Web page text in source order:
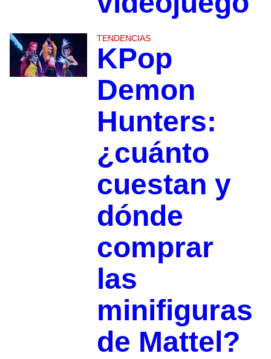
TENDENCIAS
KPop
Demon
Hunters:
¿cuánto
cuestan y
dónde
comprar
las
minifiguras
de Mattel?